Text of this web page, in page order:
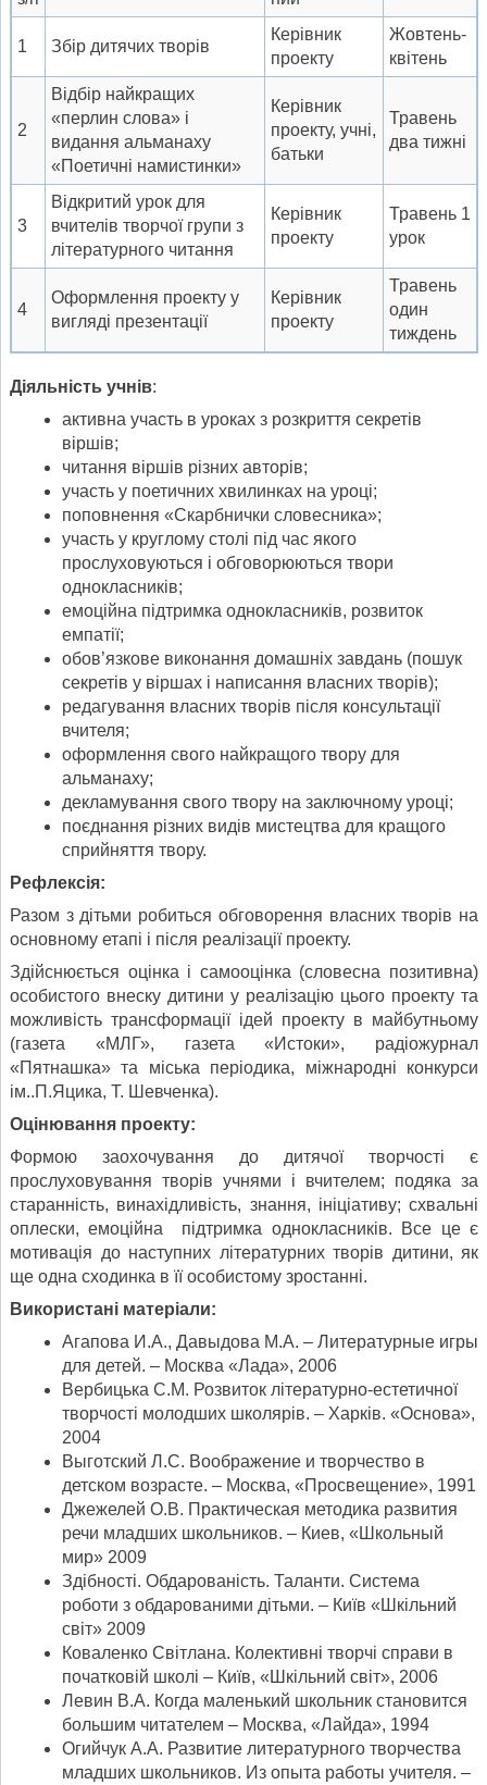
1 Збір дитячих творів
Керівник
проекту
Жовтень-
квітень
2
Відбір найкращих
«перлин слова» і
видання альманаху
«Поетичні намистинки»
Керівник
проекту, учні,
батьки
Травень
два тижні
3
Відкритий урок для
вчителів творчої групи з
літературного читання
Керівник
проекту
Травень 1
урок
4
Оформлення проекту у
вигляді презентації
Керівник
проекту
Травень
один
тиждень
Діяльність учнів:
активна участь в уроках з розкриття секретів
віршів;
читання віршів різних авторів;
участь у поетичних хвилинках на уроці;
поповнення «Скарбнички словесника»;
участь у круглому столі під час якого
прослуховуються і обговорюються твори
однокласників;
емоційна підтримка однокласників, розвиток
емпатії;
обов’язкове виконання домашніх завдань (пошук
секретів у віршах і написання власних творів);
редагування власних творів після консультації
вчителя;
оформлення свого найкращого твору для
альманаху;
декламування свого твору на заключному уроці;
поєднання різних видів мистецтва для кращого
сприйняття твору.
Рефлексія:
Разом з дітьми робиться обговорення власних творів на
основному етапі і після реалізації проекту.
Здійснюється оцінка і самооцінка (словесна позитивна)
особистого внеску дитини у реалізацію цього проекту та
можливість трансформації ідей проекту в майбутньому
(газета «МЛГ», газета «Истоки», радіожурнал
«Пятнашка» та міська періодика, міжнародні конкурси
ім..П.Яцика, Т. Шевченка).
Оцінювання проекту:
Формою заохочування до дитячої творчості є
прослуховування творів учнями і вчителем; подяка за
старанність, винахідливість, знання, ініціативу; схвальні
оплески, емоційна підтримка однокласників. Все це є
мотивація до наступних літературних творів дитини, як
ще одна сходинка в її особистому зростанні.
Використані матеріали:
Агапова И.А., Давыдова М.А. – Литературные игры
для детей. – Москва «Лада», 2006
Вербицька С.М. Розвиток літературно-естетичної
творчості молодших школярів. – Харків. «Основа»,
2004
Выготский Л.С. Воображение и творчество в
детском возрасте. – Москва, «Просвещение», 1991
Джежелей О.В. Практическая методика развития
речи младших школьников. – Киев, «Школьный
мир» 2009
Здібності. Обдарованість. Таланти. Система
роботи з обдарованими дітьми. – Київ «Шкільний
світ» 2009
Коваленко Світлана. Колективні творчі справи в
початковій школі – Київ, «Шкільний світ», 2006
Левин В.А. Когда маленький школьник становится
большим читателем – Москва, «Лайда», 1994
Огийчук А.А. Развитие литературного творчества
младших школьников. Из опыта работы учителя. –